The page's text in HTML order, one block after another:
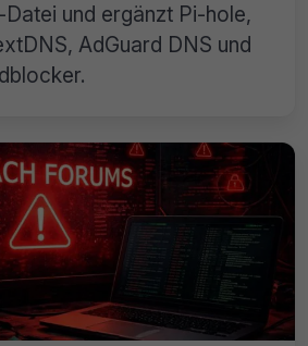
und ergänzt Pi-hole,
AdGuard DNS und